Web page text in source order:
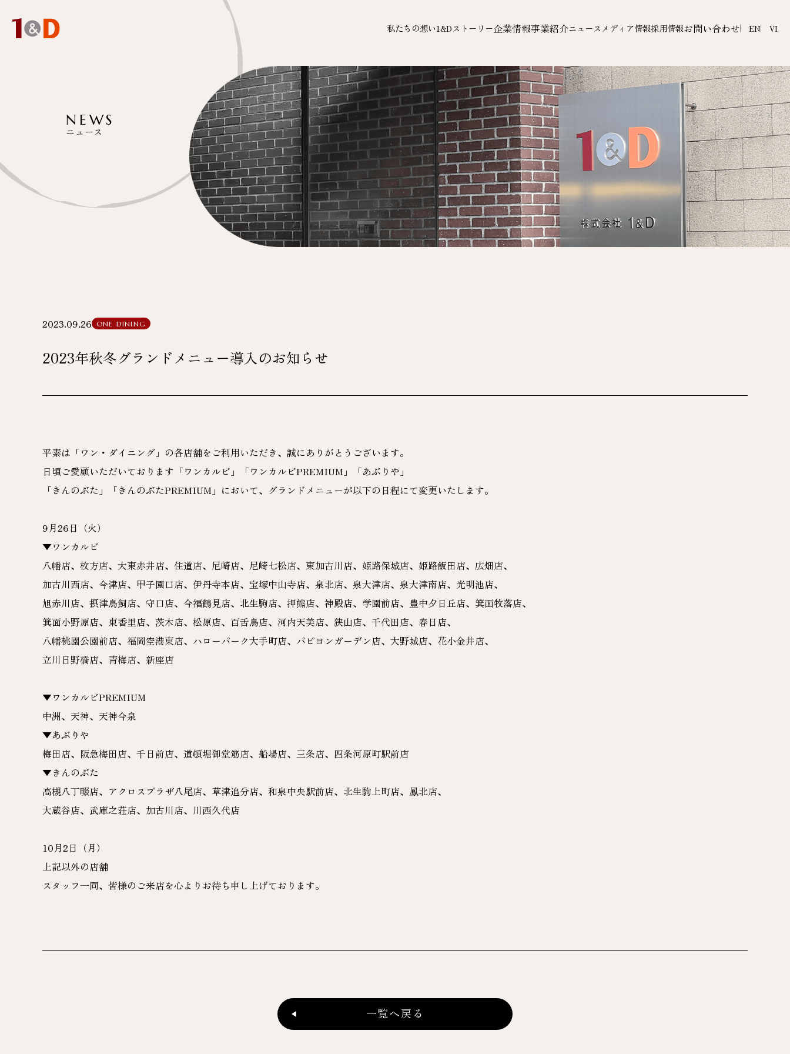
私たちの想い1&Dストーリー企業情報事業紹介ニュース メディア情報採用情報お問い合わせ EN VI
NEWS
ニュース
2023.09.26 ONE DINING
2023年秋冬グランドメニュー導入のお知らせ
平素は「ワン・ダイニング」の各店舗をご利用いただき、誠にありがとうございます。
日頃ご愛顧いただいております「ワンカルビ」「ワンカルビPREMIUM」「あぶりや」
「きんのぶた」「きんのぶたPREMIUM」において、グランドメニューが以下の日程にて変更いたします。
9月26日（火）
▼ワンカルビ
八幡店、枚方店、大東赤井店、住道店、尼崎店、尼崎七松店、東加古川店、姫路保城店、姫路飯田店、広畑店、
加古川西店、今津店、甲子園口店、伊丹寺本店、宝塚中山寺店、泉北店、泉大津店、泉大津南店、光明池店、
旭赤川店、摂津鳥飼店、守口店、今福鶴見店、北生駒店、押熊店、神殿店、学園前店、豊中夕日丘店、箕面牧落店、
箕面小野原店、東香里店、茨木店、松原店、百舌鳥店、河内天美店、狭山店、千代田店、春日店、
八幡桃園公園前店、福岡空港東店、ハローパーク大手町店、パピヨンガーデン店、大野城店、花小金井店、
立川日野橋店、青梅店、新座店
▼ワンカルビPREMIUM
中洲、天神、天神今泉
▼あぶりや
梅田店、阪急梅田店、千日前店、道頓堀御堂筋店、船場店、三条店、四条河原町駅前店
▼きんのぶた
高槻八丁畷店、アクロスプラザ八尾店、草津追分店、和泉中央駅前店、北生駒上町店、鳳北店、
大蔵谷店、武庫之荘店、加古川店、川西久代店
10月2日（月）
上記以外の店舗
スタッフ一同、皆様のご来店を心よりお待ち申し上げております。
一覧へ戻る